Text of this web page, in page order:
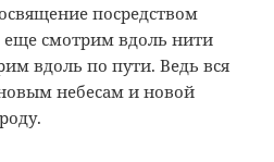
посредством
еще смотрим вдоль нити
вдоль по пути. Ведь вся
небесам и новой